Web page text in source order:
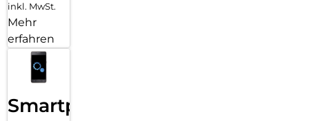
inkl. MwSt.
Mehr
erfahren
Smartphone